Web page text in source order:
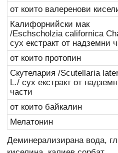
от които валеренови
Калифорнийски мак
/Eschscholzia californica
сух екстракт от надземни
от които протопин
Скутелария /Scutellaria
L./ сух екстракт от
части
от които байкалин
Мелатонин
Деминерализирана вода,